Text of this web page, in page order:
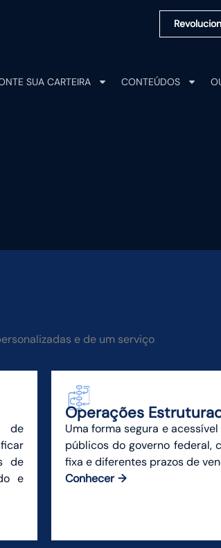
SUA CARTEIRA CONTEÚDOS
e de um serviço
de
de
e
Operações
Uma forma segura e
públicos do governo federal,
fixa e diferentes prazos de
Conhecer